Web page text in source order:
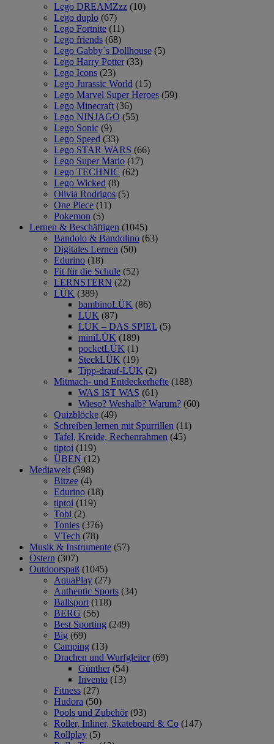
Lego DREAMZzz (10)
Lego duplo (67)
Lego Fortnite (11)
Lego friends (68)
Lego Gabby´s Dollhouse (5)
Lego Harry Potter (33)
Lego Icons (23)
Lego Jurassic World (15)
Lego Marvel Super Heroes (59)
Lego Minecraft (36)
Lego NINJAGO (55)
Lego Sonic (9)
Lego Speed (33)
Lego STAR WARS (66)
Lego Super Mario (17)
Lego TECHNIC (62)
Lego Wicked (8)
Olivia Rodrigos (5)
One Piece (11)
Pokemon (5)
Lernen & Beschäftigen (1045)
Bandolo & Bandolino (63)
Digitales Lernen (50)
Edurino (18)
Fit für die Schule (52)
LERNSTERN (22)
LÜK (389)
bambinoLÜK (86)
LÜK (87)
LÜK – DAS SPIEL (5)
miniLÜK (189)
pocketLÜK (1)
SteckLÜK (19)
Tipp-drauf-LÜK (2)
Mitmach- und Entdeckerhefte (188)
WAS IST WAS (61)
Wieso? Weshalb? Warum? (60)
Quizblöcke (49)
Schreiben lernen mit Spurrillen (11)
Tafel, Kreide, Rechenrahmen (45)
tiptoi (119)
ÜBEN (12)
Mediawelt (598)
Bitzee (4)
Edurino (18)
tiptoi (119)
Tobi (2)
Tonies (376)
VTech (78)
Musik & Instrumente (57)
Ostern (307)
Outdoorspaß (1045)
AquaPlay (27)
Authentic Sports (34)
Ballsport (118)
BERG (56)
Best Sporting (249)
Big (69)
Camping (13)
Drachen und Wurfgleiter (69)
Günther (54)
Invento (13)
Fitness (27)
Hudora (50)
Pools und Zubehör (93)
Roller, Inliner, Skateboard & Co (147)
Rollplay (5)